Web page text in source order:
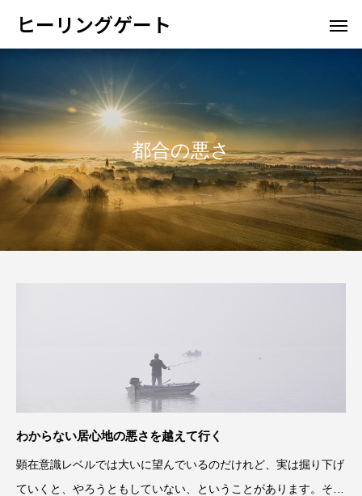
ヒーリングゲート
都合の悪さ
わからない居心地の悪さを越えて行く
顕在意識レベルでは大いに望んでいるのだけれど、実は掘り下げ
ていくと、やろうともしていない、ということがあります。そう